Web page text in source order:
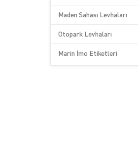
Maden Sahası Levhaları
Otopark Levhaları
Marin İmo Etiketleri